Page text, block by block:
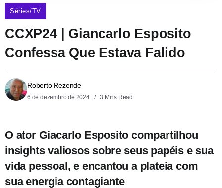
Séries/TV
CCXP24 | Giancarlo Esposito
Confessa Que Estava Falido
Roberto Rezende
6 de dezembro de 2024 3 Mins Read
O ator Giacarlo Esposito compartilhou
insights valiosos sobre seus papéis e sua
vida pessoal, e encantou a plateia com
sua energia contagiante